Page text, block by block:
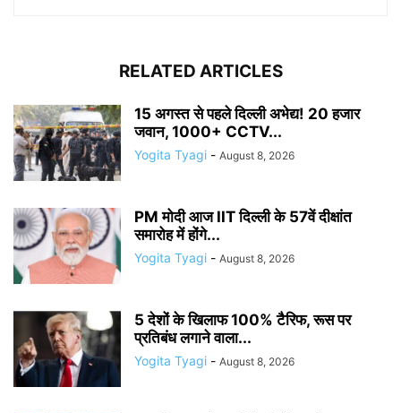
RELATED ARTICLES
15 अगस्त से पहले दिल्ली अभेद्य! 20 हजार
जवान, 1000+ CCTV...
Yogita Tyagi - August 8, 2026
PM मोदी आज IIT दिल्ली के 57वें दीक्षांत
समारोह में होंगे...
Yogita Tyagi - August 8, 2026
5 देशों के खिलाफ 100% टैरिफ, रूस पर
प्रतिबंध लगाने वाला...
Yogita Tyagi - August 8, 2026